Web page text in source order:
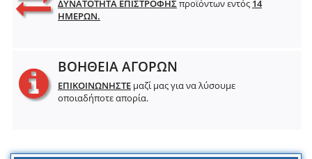
ΔΥΝΑΤΟΤΗΤΑ ΕΠΙΣΤΡΟΦΗΣπροϊόντων εντός 14
ΗΜΕΡΩΝ.
ΒΟΗΘΕΙΑ ΑΓΟΡΩΝ
ΕΠΙΚΟΙΝΩΝΗΣΤΕ μαζί μας για να λύσουμε
οποιαδήποτε απορία.